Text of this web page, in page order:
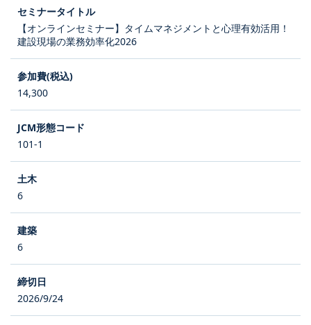
【オンラインセミナー】タイムマネジメントと心理有効活用！
建設現場の業務効率化2026
14,300
101-1
6
6
2026/9/24